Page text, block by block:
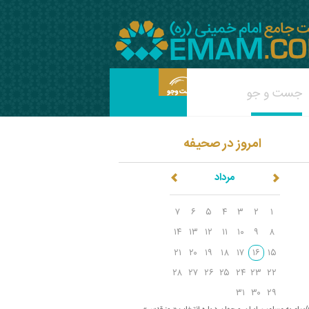
امروز در صحیفه
مرداد
۱ ۲ ۳ ۴ ۵ ۶
۷
۸
۹ ۱۰ ۱۱ ۱۲ ۱۳ ۱۴
۱۵ ۱۶ ۱۷ ۱۸ ۱۹ ۲۰ ۲۱
۲۲ ۲۳ ۲۴ ۲۵ ۲۶ ۲۷ ۲۸
۲۹ ۳۰ ۳۱